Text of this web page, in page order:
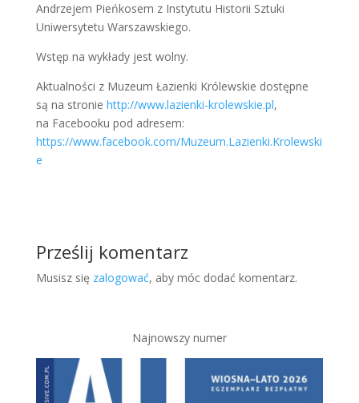
Andrzejem Pieńkosem z Instytutu Historii Sztuki
Uniwersytetu Warszawskiego.
Wstęp na wykłady jest wolny.
Aktualności z Muzeum Łazienki Królewskie dostępne
są na stronie http://www.lazienki-krolewskie.pl,
na Facebooku pod adresem:
https://www.facebook.com/Muzeum.Lazienki.Krolewski
e
Prześlij komentarz
Musisz się zalogować, aby móc dodać komentarz.
Najnowszy numer